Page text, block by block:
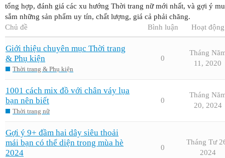
tổng hợp, đánh giá các xu hướng Thời trang nữ mới nhất, và gợi ý
sắm những sản phẩm uy tín, chất lượng, giá cả phải chăng.
Chủ đề
Bình luận Hoạt động
Giới thiệu chuyên mục Thời trang
& Phụ kiện
Thời trang & Phụ kiện
0
Tháng
11, 2020
1001 cách mix đồ với chân váy lụa
bạn nên biết
Thời trang nữ
0
Tháng
20, 2024
Gợi ý 9+ đầm hai dây siêu thoải
mái bạn có thể diện trong mùa hè
2024
0
Tháng Tư
2024